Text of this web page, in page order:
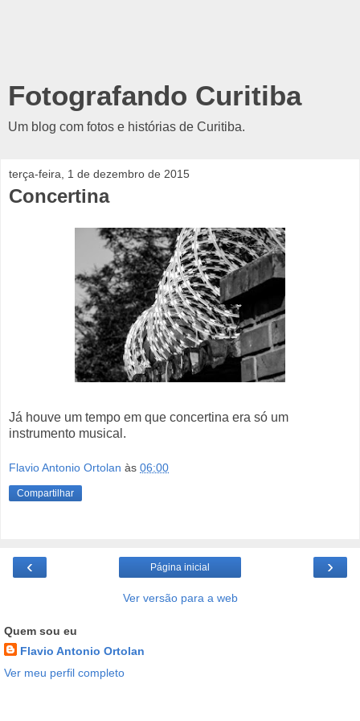
Fotografando Curitiba
Um blog com fotos e histórias de Curitiba.
terça-feira, 1 de dezembro de 2015
Concertina
Já houve um tempo em que concertina era só um
instrumento musical.
Flavio Antonio Ortolan às 06:00
Compartilhar
‹ ›
Página inicial
Ver versão para a web
Quem sou eu
Flavio Antonio Ortolan
Ver meu perfil completo